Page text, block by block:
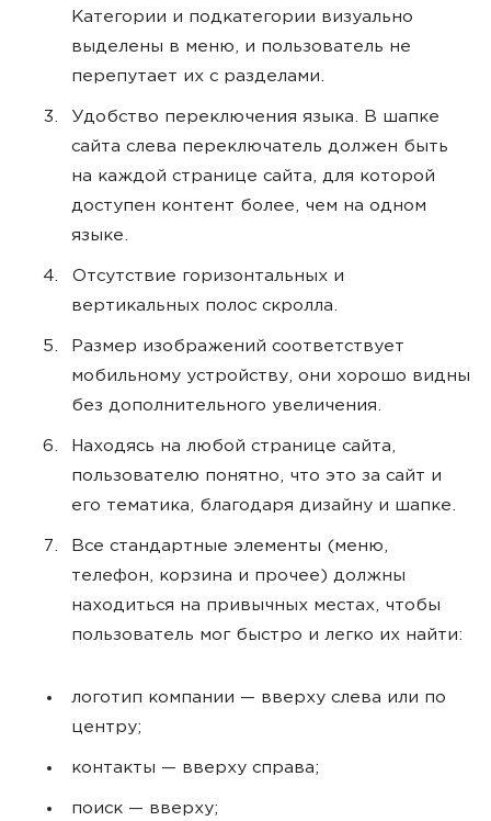
Категории и подкатегории визуально
выделены в меню, и пользователь не
перепутает их с разделами.
Удобство переключения языка. В шапке
сайта слева переключатель должен быть
на каждой странице сайта, для которой
доступен контент более, чем на одном
языке.
Отсутствие горизонтальных и
вертикальных полос скролла.
Размер изображений соответствует
мобильному устройству, они хорошо видны
без дополнительного увеличения.
Находясь на любой странице сайта,
пользователю понятно, что это за сайт и
его тематика, благодаря дизайну и шапке.
Все стандартные элементы (меню,
телефон, корзина и прочее) должны
находиться на привычных местах, чтобы
пользователь мог быстро и легко их найти:
логотип компании — вверху слева или по
центру;
контакты — вверху справа;
поиск — вверху;